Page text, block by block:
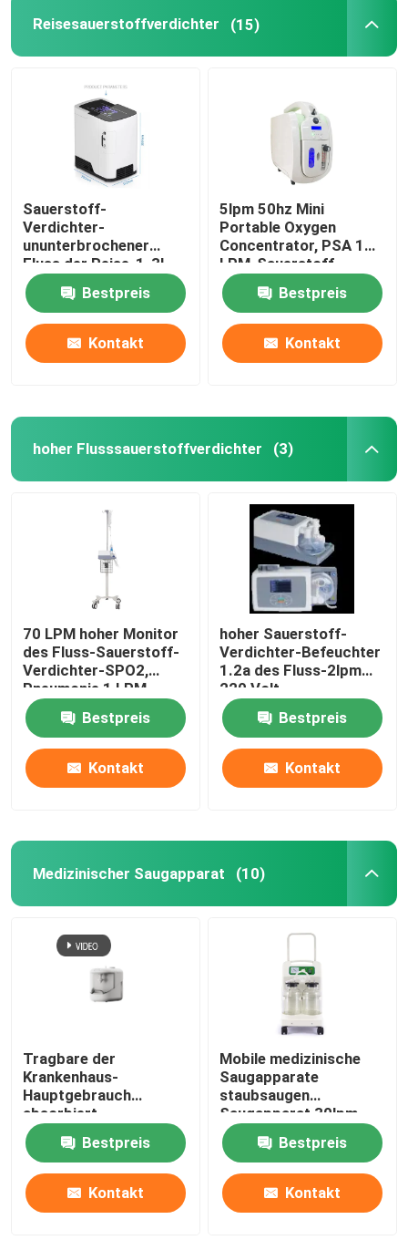
Reisesauerstoffverdichter (15)
Sauerstoff-
Verdichter-
ununterbrochener
Fluss der Reise-1-3l,
Mini Car Oxygen
Concentrator
Bestpreis
Kontakt
5lpm 50hz Mini
Portable Oxygen
Concentrator, PSA 1
LPM-Sauerstoff-
Verdichter
Bestpreis
Kontakt
hoher Flusssauerstoffverdichter (3)
70 LPM hoher Monitor
des Fluss-Sauerstoff-
Verdichter-SPO2,
Pneumonie 1 LPM-
Sauerstoff-Verdichter
Bestpreis
Kontakt
hoher Sauerstoff-
Verdichter-Befeuchter
1.2a des Fluss-2lpm
220 Volt
Bestpreis
Kontakt
Medizinischer Saugapparat (10)
Tragbare der
Krankenhaus-
Hauptgebrauch
absorbiert
Vakuumsaugapparat
der Phlegma-Einheits-
50hz
Bestpreis
Kontakt
Mobile medizinische
Saugapparate
staubsaugen
Saugapparat 30lpm
Bestpreis
Kontakt